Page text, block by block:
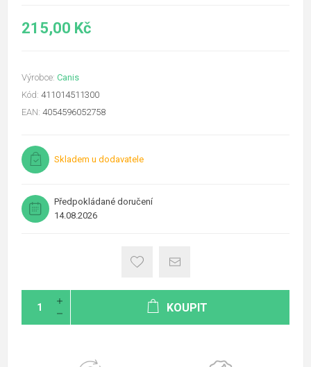
215,00 Kč
Výrobce: Canis
Kód: 411014511300
EAN: 4054596052758
Skladem u dodavatele
Předpokládané doručení
14.08.2026
KOUPIT